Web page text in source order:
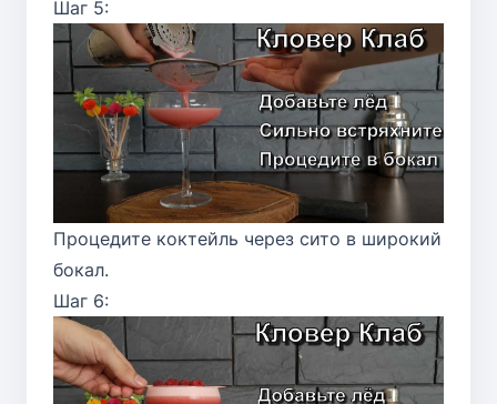
Шаг 5:
Процедите коктейль через сито в широкий
бокал.
Шаг 6: